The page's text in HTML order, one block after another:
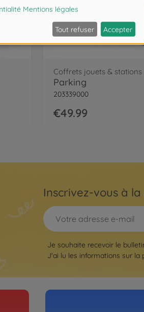
Coffrets jouets & stations
Parking
203339000
€49.99
Inscrivez-vous à
Je souhaite recevoir le
J'ai lu les informations sur la